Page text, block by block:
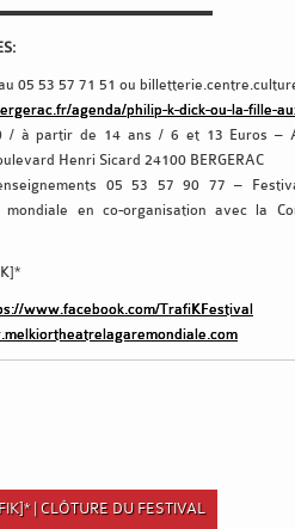
05 53 57 71 51 ou
agenda/philip-k-dick-ou-la-fille-
/ à partir de 14 ans / 6 et 13 Euros –
Henri Sicard 24100 BERGERAC
05 53 57 90 77 –
en co-organisation avec la
www.facebook.com/TrafiKFestival
| CLÔTURE DU FESTIVAL